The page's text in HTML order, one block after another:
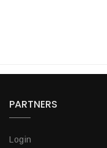
PARTNERS
Login